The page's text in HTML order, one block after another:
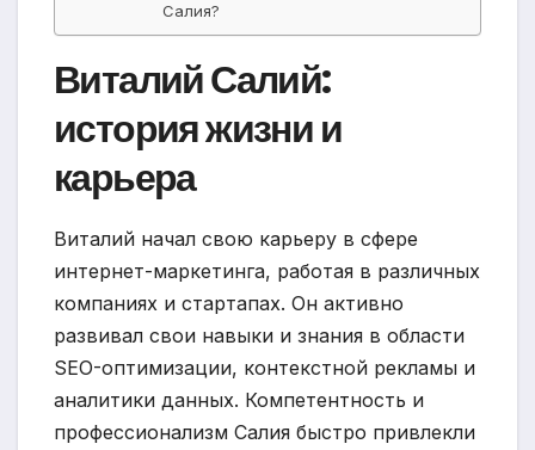
Салия?
Виталий Салий:
история жизни и
карьера
Виталий начал свою карьеру в сфере
интернет-маркетинга, работая в различных
компаниях и стартапах. Он активно
развивал свои навыки и знания в области
SEO-оптимизации, контекстной рекламы и
аналитики данных. Компетентность и
профессионализм Салия быстро привлекли